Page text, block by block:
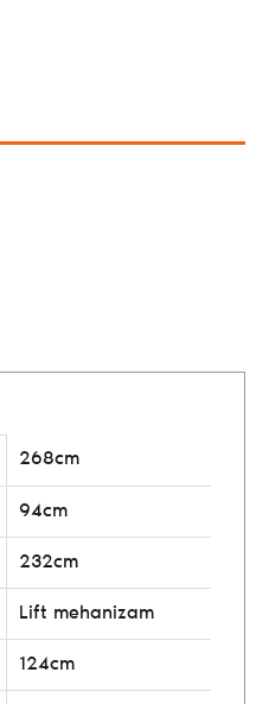
268cm
94cm
232cm
Lift mehanizam
124cm